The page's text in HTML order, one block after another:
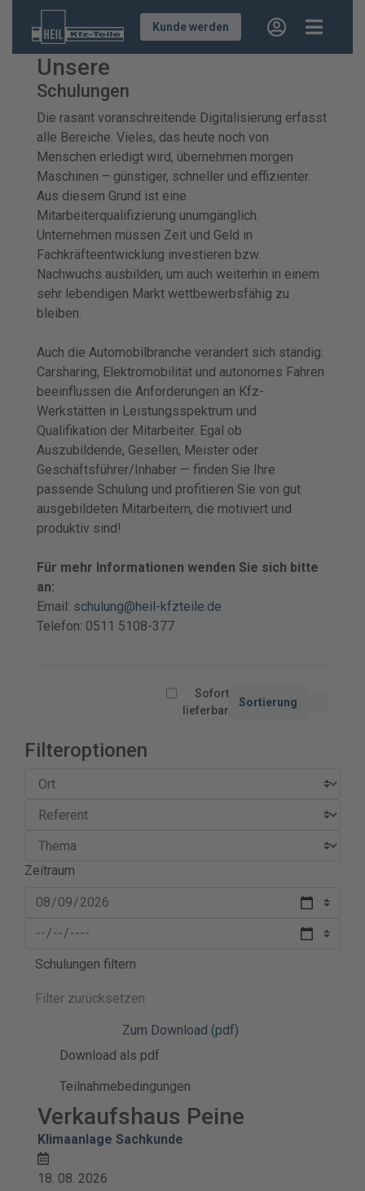
Kunde werden
Unsere
Schulungen
Die rasant voranschreitende Digitalisierung erfasst
alle Bereiche. Vieles, das heute noch von
Menschen erledigt wird, übernehmen morgen
Maschinen – günstiger, schneller und effizienter.
Aus diesem Grund ist eine
Mitarbeiterqualifizierung unumgänglich.
Unternehmen müssen Zeit und Geld in
Fachkräfteentwicklung investieren bzw.
Nachwuchs ausbilden, um auch weiterhin in einem
sehr lebendigen Markt wettbewerbsfähig zu
bleiben.
Auch die Automobilbranche verändert sich ständig:
Carsharing, Elektromobilität und autonomes Fahren
beeinflussen die Anforderungen an Kfz-
Werkstätten in Leistungsspektrum und
Qualifikation der Mitarbeiter. Egal ob
Auszubildende, Gesellen, Meister oder
Geschäftsführer/Inhaber — finden Sie Ihre
passende Schulung und profitieren Sie von gut
ausgebildeten Mitarbeitern, die motiviert und
produktiv sind!
Für mehr Informationen wenden Sie sich bitte
an:
Email: schulung@heil-kfzteile.de
Telefon: 0511 5108-377
Sofort
lieferbar
Sortierung
Filteroptionen
Zeitraum
Schulungen filtern
Filter zurücksetzen
Zum Download (pdf)
Download als pdf
Teilnahmebedingungen
Verkaufshaus Peine
Klimaanlage Sachkunde
18. 08. 2026